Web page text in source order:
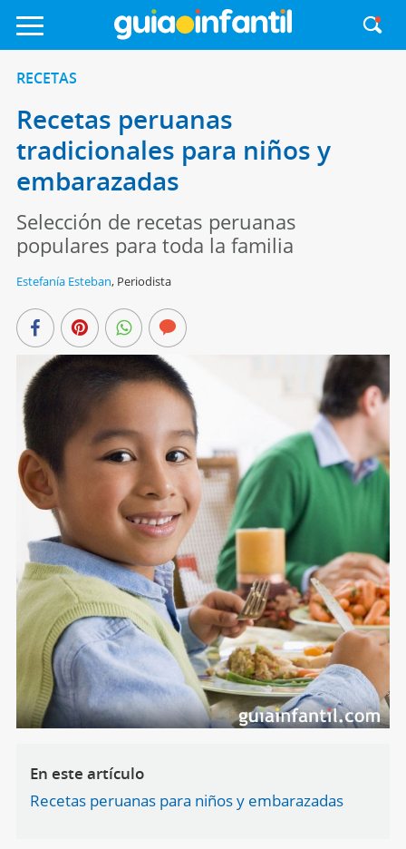
RECETAS
Recetas peruanas
tradicionales para niños y
embarazadas
Selección de recetas peruanas
populares para toda la familia
Estefanía Esteban, Periodista
En este artículo
Recetas peruanas para niños y embarazadas